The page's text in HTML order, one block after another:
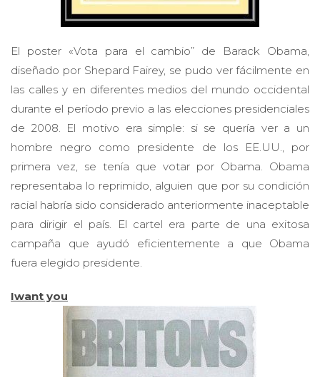
diseñado por Shepard Fairey, se pudo ver fácilmente en
las calles y en diferentes medios del mundo occidental
durante el período previo a las elecciones presidenciales
de 2008. El motivo era simple: si se quería ver a un
hombre negro como presidente de los EE.UU., por
primera vez, se tenía que votar por Obama. Obama
representaba lo reprimido, alguien que por su condición
racial habría sido considerado anteriormente inaceptable
para dirigir el país. El cartel era parte de una exitosa
campaña que ayudó eficientemente a que Obama
fuera elegido presidente.